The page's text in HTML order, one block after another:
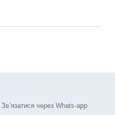
Зв’язатися через Whats-app